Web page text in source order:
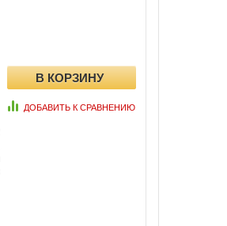
ДОБАВИТЬ К СРАВНЕНИЮ